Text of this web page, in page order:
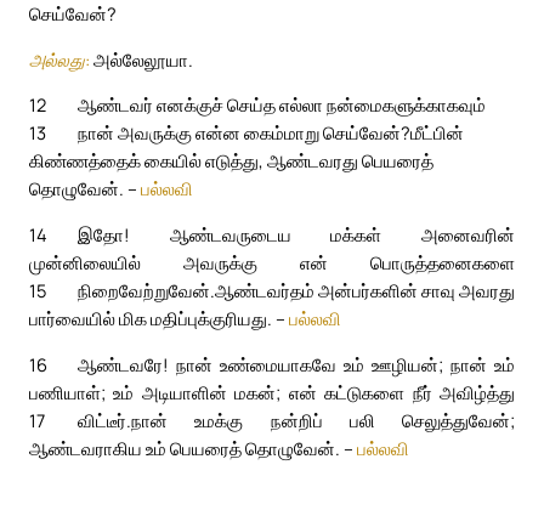
செய்வேன்?
அல்லது: அல்லேலூயா.
12
ஆண்டவர் எனக்குச் செய்த எல்லா நன்மைகளுக்காகவும்
நான் அவருக்கு என்ன கைம்மாறு செய்வேன்?
13
மீட்பின்
கிண்ணத்தைக் கையில் எடுத்து, ஆண்டவரது பெயரைத்
தொழுவேன். – பல்லவி
14
இதோ! ஆண்டவருடைய மக்கள் அனைவரின்
முன்னிலையில் அவருக்கு என் பொருத்தனைகளை
நிறைவேற்றுவேன்.
15
ஆண்டவர்தம் அன்பர்களின் சாவு அவரது
பார்வையில் மிக மதிப்புக்குரியது. – பல்லவி
16
ஆண்டவரே! நான் உண்மையாகவே உம் ஊழியன்; நான் உம்
பணியாள்; உம் அடியாளின் மகன்; என் கட்டுகளை நீர் அவிழ்த்து
விட்டீர்.
17
நான் உமக்கு நன்றிப் பலி செலுத்துவேன்;
ஆண்டவராகிய உம் பெயரைத் தொழுவேன். – பல்லவி